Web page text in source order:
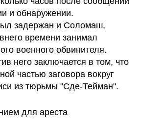
и обнаружении.
задержан и Соломаш,
времени занимал
военного обвинителя.
него заключается в том, что
частью заговора вокруг
из тюрьмы "Сде-Тейман".
для ареста